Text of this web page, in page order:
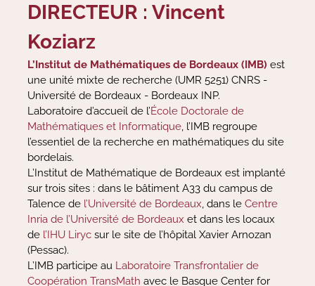
DIRECTEUR : Vincent
Koziarz
L’Institut de Mathématiques de Bordeaux (IMB) est
une unité mixte de recherche (UMR 5251) CNRS -
Université de Bordeaux - Bordeaux INP.
Laboratoire d’accueil de l’École Doctorale de
Mathématiques et Informatique , l’IMB regroupe
l’essentiel de la recherche en mathématiques du site
bordelais.
L’Institut de Mathématique de Bordeaux est implanté
sur trois sites : dans le bâtiment A33 du campus de
Talence de l’Université de Bordeaux , dans leCentre
Inria de l’Université de Bordeaux et dans les locaux
de l’IHU Liryc sur le site de l’hôpital Xavier Arnozan
(Pessac).
L’IMB participe au Laboratoire Transfrontalier de
Coopération TransMath avec le Basque Center for